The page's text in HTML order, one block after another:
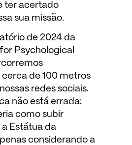
ter acertado
sua missão.
de 2024 da
Psychological
de 100 metros
redes sociais.
não está errada:
como subir
Estátua da
considerando a